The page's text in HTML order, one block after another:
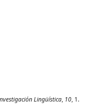
Lingüística, 10, 1.